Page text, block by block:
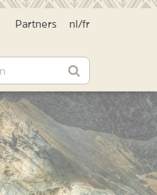
Partners nl /fr
Zoeken